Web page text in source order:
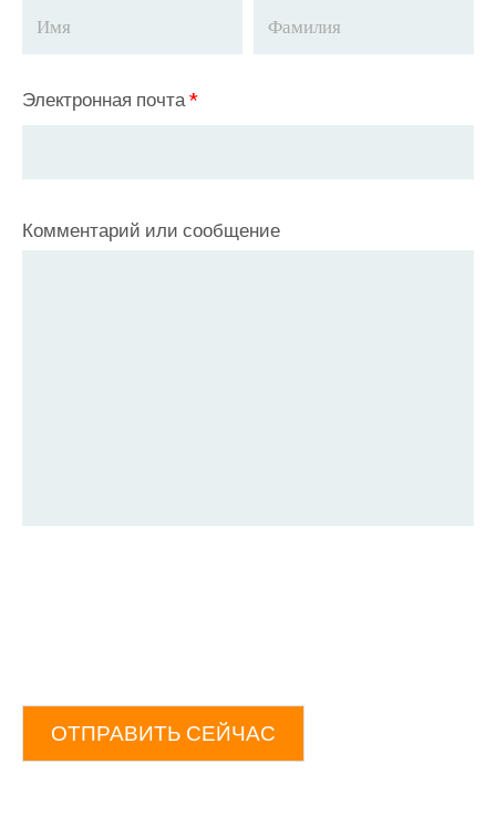
Электронная почта*
Комментарий или сообщение
ОТПРАВИТЬ СЕЙЧАС